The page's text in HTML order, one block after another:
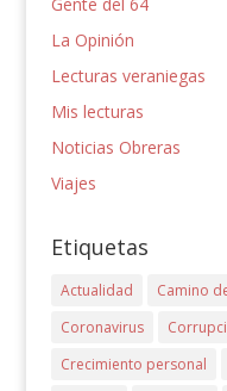
La Opinión
Lecturas veraniegas
Mis lecturas
Noticias Obreras
Viajes
Etiquetas
Actualidad Camino
Coronavirus
Crecimiento personal